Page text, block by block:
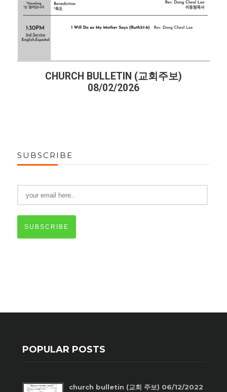
CHURCH BULLETIN (교회주보)
08/02/2026
SUBSCRIBE
SUBSCRIBE
POPULAR POSTS
church bulletin (교회 주보) 06/12/2022